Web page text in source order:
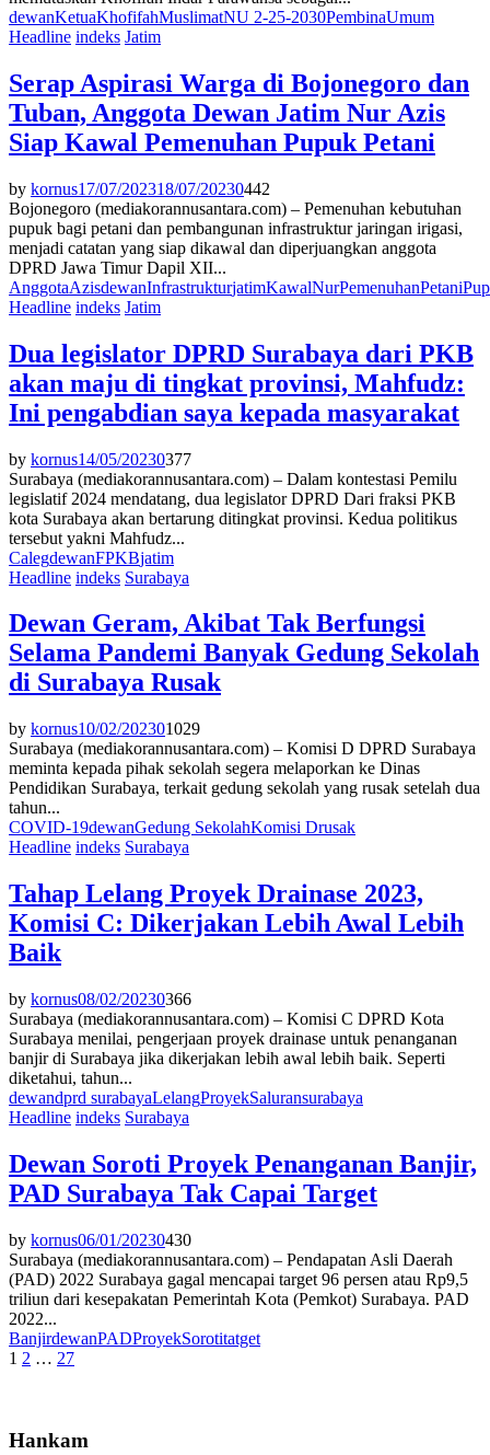
dewanKetuaKhofifahMuslimatNU 2-25-2030PembinaUmum
Headline indeks Jatim
Serap Aspirasi Warga di Bojonegoro dan
Tuban, Anggota Dewan Jatim Nur Azis
Siap Kawal Pemenuhan Pupuk Petani
by kornus17/07/202318/07/20230442
Bojonegoro (mediakorannusantara.com) – Pemenuhan kebutuhan
pupuk bagi petani dan pembangunan infrastruktur jaringan irigasi,
menjadi catatan yang siap dikawal dan diperjuangkan anggota
DPRD Jawa Timur Dapil XII...
AnggotaAzisdewanInfrastrukturjatimKawalNurPemenuhanPetani
Headline indeks Jatim
Dua legislator DPRD Surabaya dari PKB
akan maju di tingkat provinsi, Mahfudz:
Ini pengabdian saya kepada masyarakat
by kornus14/05/20230377
Surabaya (mediakorannusantara.com) – Dalam kontestasi Pemilu
legislatif 2024 mendatang, dua legislator DPRD Dari fraksi PKB
kota Surabaya akan bertarung ditingkat provinsi. Kedua politikus
tersebut yakni Mahfudz...
CalegdewanFPKBjatim
Headline indeks Surabaya
Dewan Geram, Akibat Tak Berfungsi
Selama Pandemi Banyak Gedung Sekolah
di Surabaya Rusak
by kornus10/02/202301029
Surabaya (mediakorannusantara.com) – Komisi D DPRD Surabaya
meminta kepada pihak sekolah segera melaporkan ke Dinas
Pendidikan Surabaya, terkait gedung sekolah yang rusak setelah dua
tahun...
COVID-19dewanGedung SekolahKomisi Drusak
Headline indeks Surabaya
Tahap Lelang Proyek Drainase 2023,
Komisi C: Dikerjakan Lebih Awal Lebih
Baik
by kornus08/02/20230366
Surabaya (mediakorannusantara.com) – Komisi C DPRD Kota
Surabaya menilai, pengerjaan proyek drainase untuk penanganan
banjir di Surabaya jika dikerjakan lebih awal lebih baik. Seperti
diketahui, tahun...
dewandprd surabayaLelangProyekSaluransurabaya
Headline indeks Surabaya
Dewan Soroti Proyek Penanganan Banjir,
PAD Surabaya Tak Capai Target
by kornus06/01/20230430
Surabaya (mediakorannusantara.com) – Pendapatan Asli Daerah
(PAD) 2022 Surabaya gagal mencapai target 96 persen atau Rp9,5
triliun dari kesepakatan Pemerintah Kota (Pemkot) Surabaya. PAD
2022...
BanjirdewanPADProyekSorotitatget
Paginasi
1 2 … 27
Hankam